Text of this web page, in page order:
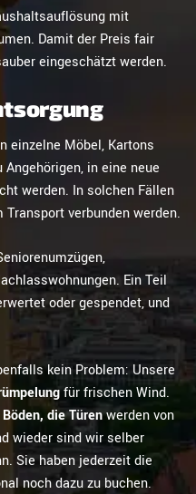
mit
Damit der Preis fair
eingeschätzt werden.
einzelne Möbel, Kartons
in eine neue
werden. In solchen Fällen
verbunden werden.
Ein Teil
oder gespendet, und
kein Problem: Unsere
für frischen Wind.
die Türenwerden von
wieder sind wir selber
Sie haben jederzeit die
noch dazu zu buchen.